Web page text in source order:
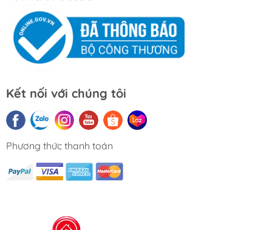
Kết nối với chúng tôi
Phương thức thanh toán